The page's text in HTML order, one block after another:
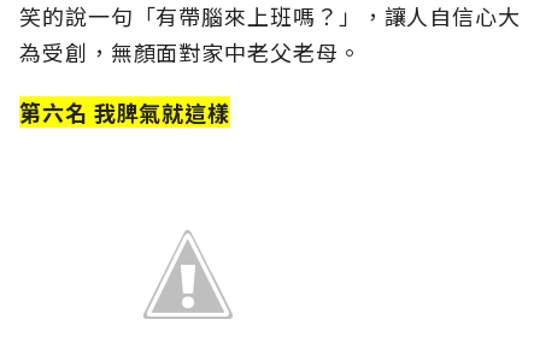
笑的說一句「有帶腦來上班嗎？」，讓人自信心大
為受創，無顏面對家中老父老母。
第六名 我脾氣就這樣